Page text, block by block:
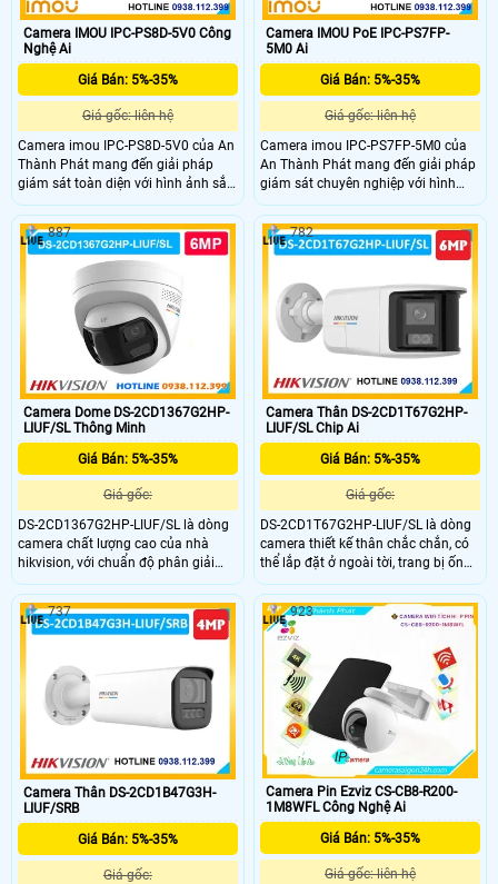
Camera IMOU IPC-PS8D-5V0 Công
Nghệ Ai
Giá Bán: 5%-35%
Giá gốc: liên hệ
Camera imou IPC-PS8D-5V0 của An
Thành Phát mang đến giải pháp
giám sát toàn diện với hình ảnh sắc
nét, âm thanh tích hợp và cảnh báo
chủ động, giúp bảo vệ an ninh cho
ngôi nhà và văn phòng của bạn một
cách chuyên nghiệp.
Camera IMOU PoE IPC-PS7FP-
5M0 Ai
Giá Bán: 5%-35%
Giá gốc: liên hệ
Camera imou IPC-PS7FP-5M0 của
An Thành Phát mang đến giải pháp
giám sát chuyên nghiệp với hình
ảnh sắc nét, âm thanh hai chiều và
cảnh báo chủ động, giúp bảo vệ an
ninh toàn diện cho ngôi nhà và
doanh nghiệp của bạn.
Camera Dome DS-2CD1367G2HP-
LIUF/SL Thông Minh
Giá Bán: 5%-35%
Giá gốc:
DS-2CD1367G2HP-LIUF/SL là dòng
camera chất lượng cao của nhà
hikvision, với chuẩn độ phân giải
6.0MP cho ra hình ảnh sắc nét, với
khả năng nhìn có màu vào ban đêm
với khoảng cách 30m, trang bị khả
năng chuẩn nén H.265+ giúp tiết
887
Camera Thân DS-2CD1T67G2HP-
LIUF/SL Chip Ai
Giá Bán: 5%-35%
Giá gốc:
DS-2CD1T67G2HP-LIUF/SL là dòng
camera thiết kế thân chắc chắn, có
thể lắp đặt ở ngoài tời, trang bị ống
kính có độ phân giải 6.0MP cho ra
hình ảnh sắc nét, tích hợp micro và
loa giúp đàm thoại 2 chiều, hỗ trợ
lọc ồn môi trường, trang bị chuẩn
nén IP 67 cực kì ấn tượng
782
Camera Thân DS-2CD1B47G3H-
LIUF/SRB
Giá Bán: 5%-35%
Giá gốc:
737
Camera Pin Ezviz CS-CB8-R200-
1M8WFL Công Nghệ Ai
Giá Bán: 5%-35%
Giá gốc: liên hệ
923